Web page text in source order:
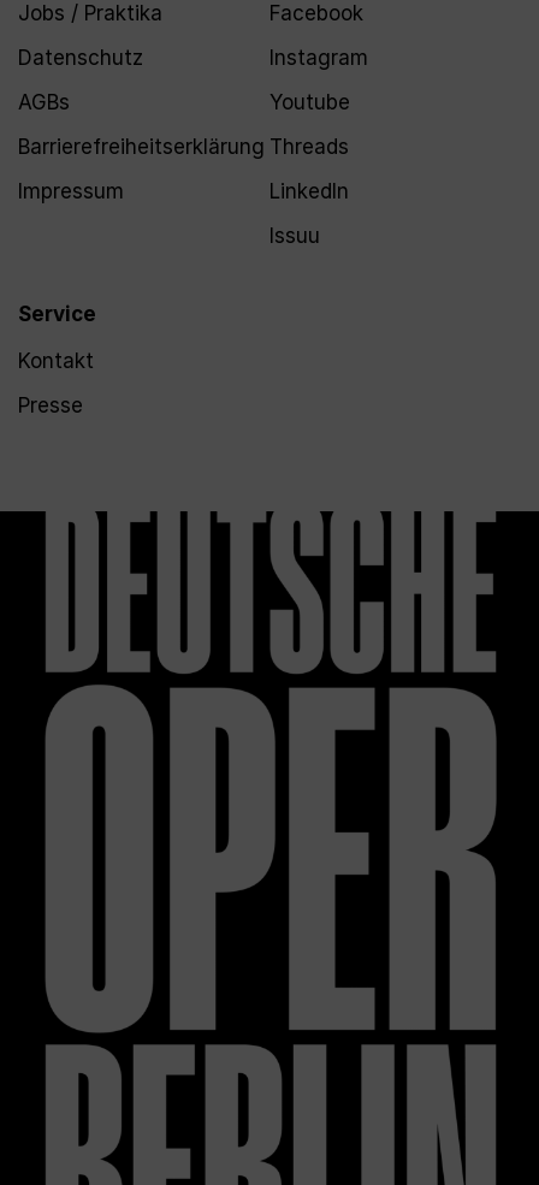
Jobs / Praktika
Datenschutz
AGBs
Barrierefreiheitserklärung
Impressum
Service
Kontakt
Presse
Facebook
Instagram
Youtube
Threads
LinkedIn
Issuu